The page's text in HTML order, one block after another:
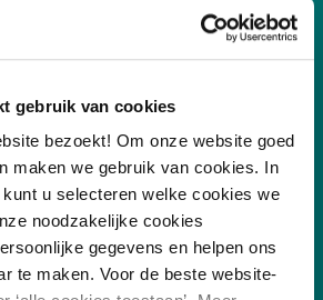
gebruik van cookies
bezoekt! Om onze website goed
maken we gebruik van cookies. In
u selecteren welke cookies we
noodzakelijke cookies
gegevens en helpen ons
te maken. Voor de beste website-